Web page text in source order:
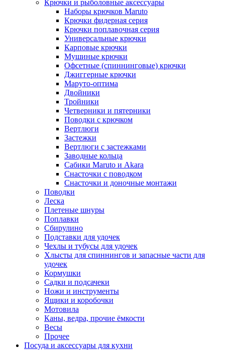
Крючки и рыболовные аксессуары
Наборы крючков Maruto
Крючки фидерная серия
Крючки поплавочная серия
Универсальные крючки
Карповые крючки
Мушиные крючки
Офсетные (спиннинговые) крючки
Джиггерные крючки
Маруто-оптима
Двойники
Тройники
Четверники и пятерники
Поводки с крючком
Вертлюги
Застежки
Вертлюги с застежками
Заводные кольца
Сабики Maruto и Akara
Снасточки с поводком
Снасточки и доночные монтажи
Поводки
Леска
Плетеные шнуры
Поплавки
Сбирулино
Подставки для удочек
Чехлы и тубусы для удочек
Хлысты для спиннингов и запасные части для
удочек
Кормушки
Садки и подсачеки
Ножи и инструменты
Ящики и коробочки
Мотовила
Каны, ведра, прочие ёмкости
Весы
Прочее
Посуда и аксессуары для кухни